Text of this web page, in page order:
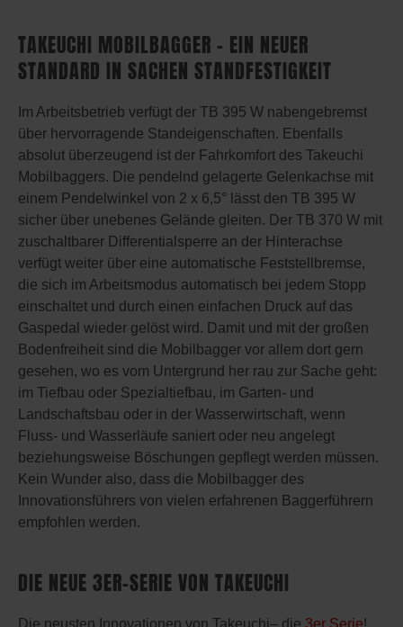
TAKEUCHI MOBILBAGGER – EIN NEUER
STANDARD IN SACHEN STANDFESTIGKEIT
Im Arbeitsbetrieb verfügt der TB 395 W nabengebremst
über hervorragende Standeigenschaften. Ebenfalls
absolut überzeugend ist der Fahrkomfort des Takeuchi
Mobilbaggers. Die pendelnd gelagerte Gelenkachse mit
einem Pendelwinkel von 2 x 6,5° lässt den TB 395 W
sicher über unebenes Gelände gleiten. Der TB 370 W mit
zuschaltbarer Differentialsperre an der Hinterachse
verfügt weiter über eine automatische Feststellbremse,
die sich im Arbeitsmodus automatisch bei jedem Stopp
einschaltet und durch einen einfachen Druck auf das
Gaspedal wieder gelöst wird. Damit und mit der großen
Bodenfreiheit sind die Mobilbagger vor allem dort gern
gesehen, wo es vom Untergrund her rau zur Sache geht:
im Tiefbau oder Spezialtiefbau, im Garten- und
Landschaftsbau oder in der Wasserwirtschaft, wenn
Fluss- und Wasserläufe saniert oder neu angelegt
beziehungsweise Böschungen gepflegt werden müssen.
Kein Wunder also, dass die Mobilbagger des
Innovationsführers von vielen erfahrenen Baggerführern
empfohlen werden.
DIE NEUE 3ER-SERIE VON TAKEUCHI
Die neusten Innovationen von Takeuchi– die 3er Serie!